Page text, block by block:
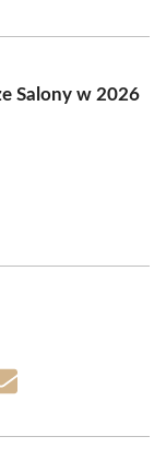
Salony w 2026
Share